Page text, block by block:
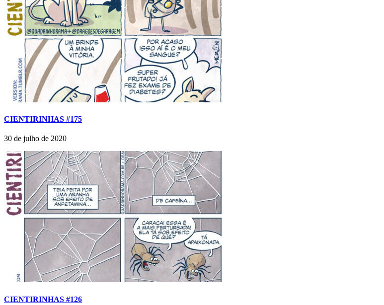
CIENTIRINHAS #175
30 de julho de 2020
CIENTIRINHAS #126